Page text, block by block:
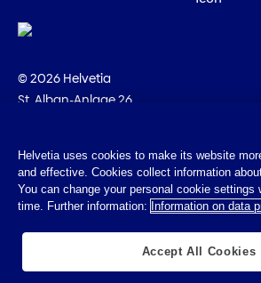
© 2026 Helvetia
St. Alban-Anlage 26
Impressum
Disposizioni giuridiche
Helvetia uses cookies to make its website
and effective. Cookies collect information
You can change your personal cookie settings
time. Further information: Information on data
Accept All Cookies